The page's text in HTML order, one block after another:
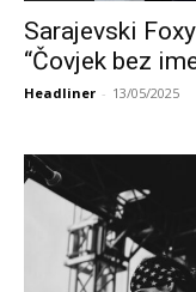
Sarajevski
“Čovjek bez
Headliner - 13/05/2025